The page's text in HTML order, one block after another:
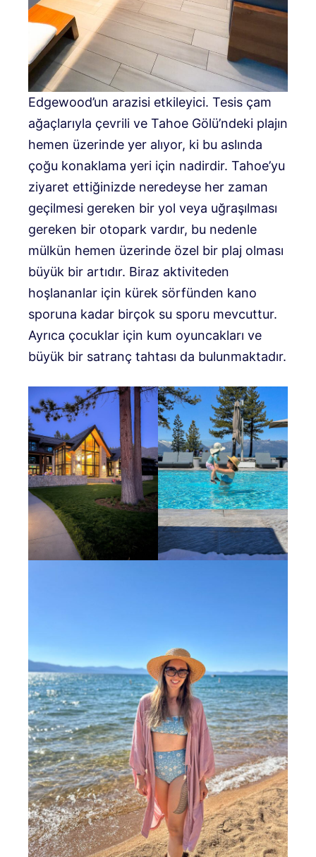
Edgewood’un arazisi etkileyici. Tesis çam
ağaçlarıyla çevrili ve Tahoe Gölü’ndeki plajın
hemen üzerinde yer alıyor, ki bu aslında
çoğu konaklama yeri için nadirdir. Tahoe’yu
ziyaret ettiğinizde neredeyse her zaman
geçilmesi gereken bir yol veya uğraşılması
gereken bir otopark vardır, bu nedenle
mülkün hemen üzerinde özel bir plaj olması
büyük bir artıdır. Biraz aktiviteden
hoşlananlar için kürek sörfünden kano
sporuna kadar birçok su sporu mevcuttur.
Ayrıca çocuklar için kum oyuncakları ve
büyük bir satranç tahtası da bulunmaktadır.